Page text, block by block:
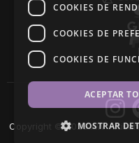
Copyright © 2026 AW
COOKIES DE
COOKIES DE
COOKIES DE
ACEPTAR
MOSTRAR